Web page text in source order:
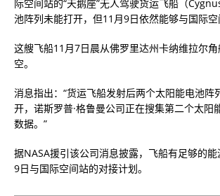
际空间站的“天鹅座”无人驾驶货运飞船（
池阵列未能打开，但11月9日依然能够与国际空
这艘飞船11月7日晨从佛罗里达州卡纳维拉尔
空。
消息指出：“货运飞船发射后两个太阳能电池阵
开，诺斯罗普·格鲁曼公司正在搜集第二个太阳
数据。”
据NASA援引该公司消息披露，飞船有足够的
9日与国际空间站的对接计划。